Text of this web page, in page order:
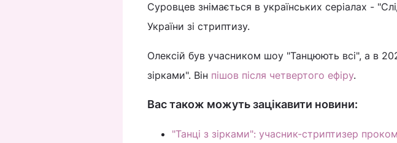
Суровцев знімається в українських серіалах -
України зі стриптизу.
Олексій був учасником шоу "Танцюють всі", а в
зірками". Він пішов після четвертого ефіру.
Вас також можуть зацікавити новини:
"Танці з зірками": учасник-стриптизер